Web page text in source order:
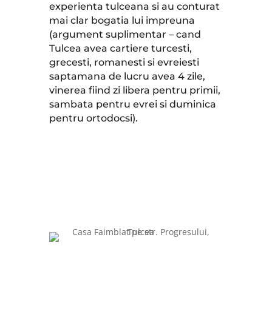
experienta tulceana si au conturat
mai clar bogatia lui impreuna
(argument suplimentar – cand
Tulcea avea cartiere turcesti,
grecesti, romanesti si evreiesti
saptamana de lucru avea 4 zile,
vinerea fiind zi libera pentru primii,
sambata pentru evrei si duminica
pentru ortodocsi).